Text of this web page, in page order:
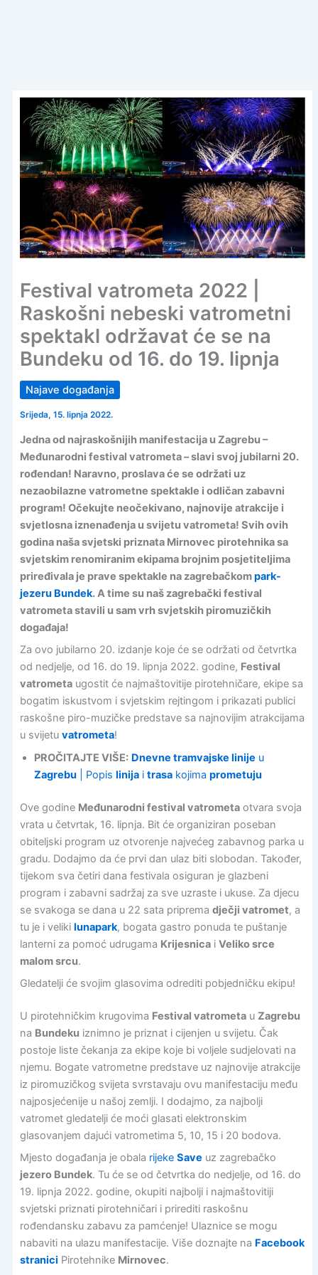
Festival vatrometa 2022 |
Raskošni nebeski vatrometni
spektakl održavat će se na
Bundeku od 16. do 19. lipnja
Najave događanja
Srijeda, 15. lipnja 2022.
Jedna od najraskošnijih manifestacija u Zagrebu –
Međunarodni festival vatrometa – slavi svoj jubilarni 20.
rođendan! Naravno, proslava će se održati uz
nezaobilazne vatrometne spektakle i odličan zabavni
program! Očekujte neočekivano, najnovije atrakcije i
svjetlosna iznenađenja u svijetu vatrometa! Svih ovih
godina naša svjetski priznata Mirnovec pirotehnika sa
svjetskim renomiranim ekipama brojnim posjetiteljima
priređivala je prave spektakle na zagrebačkompark-
jezeru Bundek. A time su naš zagrebački festival
vatrometa stavili u sam vrh svjetskih piromuzičkih
događaja!
Za ovo jubilarno 20. izdanje koje će se održati od četvrtka
od nedjelje, od 16. do 19. lipnja 2022. godine, Festival
vatrometaugostit će najmaštovitije pirotehničare, ekipe sa
bogatim iskustvom i svjetskim rejtingom i prikazati publici
raskošne piro-muzičke predstave sa najnovijim atrakcijama
u svijetu vatrometa!
PROČITAJTE VIŠE: Dnevne tramvajske linije u
Zagrebu| Popis linijai trasakojima prometuju
Ove godine Međunarodni festival vatrometaotvara svoja
vrata u četvrtak, 16. lipnja. Bit će organiziran poseban
obiteljski program uz otvorenje najvećeg zabavnog parka u
gradu. Dodajmo da će prvi dan ulaz biti slobodan. Također,
tijekom sva četiri dana festivala osiguran je glazbeni
program i zabavni sadržaj za sve uzraste i ukuse. Za djecu
se svakoga se dana u 22 sata priprema dječji vatromet, a
tu je i veliki lunapark, bogata gastro ponuda te puštanje
lanterni za pomoć udrugama Krijesnicai Veliko srce
malom srcu.
Gledatelji će svojim glasovima odrediti pobjedničku ekipu!
U pirotehničkim krugovima Festival vatrometau Zagrebu
na Bundeku iznimno je priznat i cijenjen u svijetu. Čak
postoje liste čekanja za ekipe koje bi voljele sudjelovati na
njemu. Bogate vatrometne predstave uz najnovije atrakcije
iz piromuzičkog svijeta svrstavaju ovu manifestaciju među
najposjećenije u našoj zemlji. I dodajmo, za najbolji
vatromet gledatelji će moći glasati elektronskim
glasovanjem dajući vatrometima 5, 10, 15 i 20 bodova.
Mjesto događanja je obala rijeke Save uz zagrebačko
jezero Bundek. Tu će se od četvrtka do nedjelje, od 16. do
19. lipnja 2022. godine, okupiti najbolji i najmaštovitiji
svjetski priznati pirotehničari i prirediti raskošnu
rođendansku zabavu za pamćenje! Ulaznice se mogu
nabaviti na ulazu manifestacije. Više doznajte na Facebook
stranici Pirotehnike Mirnovec.